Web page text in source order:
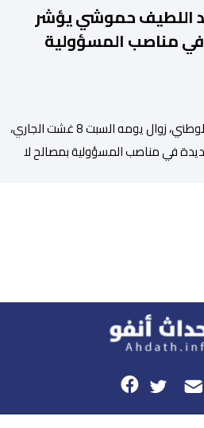
عبد اللطيف حموشي يؤشر
في مناصب المسؤولية
أعلنت المديرية العامة للأمن الوطني، زوال يومه السبت 8 غشت الجاري،
في مناصب المسؤولية بمصالح لا